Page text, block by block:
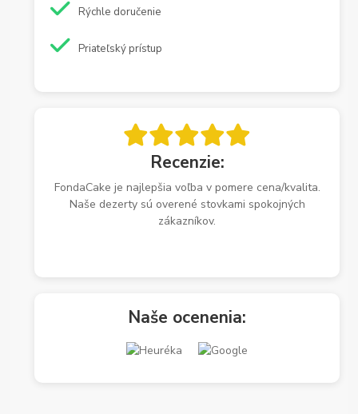
Rýchle doručenie
Priateľský prístup
Recenzie:
FondaCake je najlepšia voľba v pomere cena/kvalita.
Naše dezerty sú overené stovkami spokojných
zákazníkov.
Naše ocenenia: